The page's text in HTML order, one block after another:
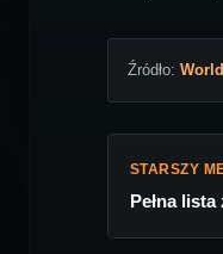
Źródło:
STARSZY
Pełna